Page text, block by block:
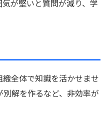
が堅いと質問が減り、学
全体で知識を活かせませ
解を作るなど、非効率が